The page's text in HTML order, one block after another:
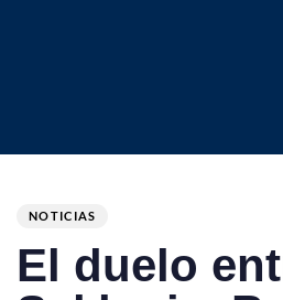
IN:
NOTICIAS
El duelo